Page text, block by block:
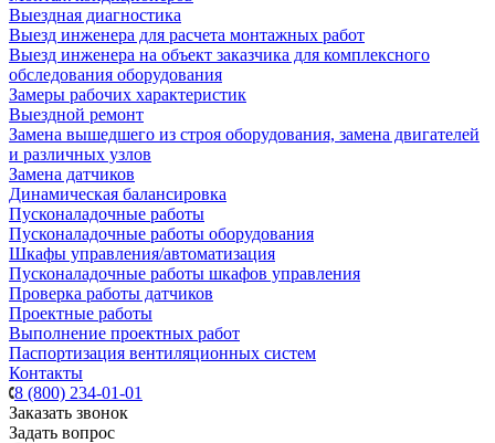
Выездная диагностика
Выезд инженера для расчета монтажных работ
Выезд инженера на объект заказчика для комплексного
обследования оборудования
Замеры рабочих характеристик
Выездной ремонт
Замена вышедшего из строя оборудования, замена двигателей
и различных узлов
Замена датчиков
Динамическая балансировка
Пусконаладочные работы
Пусконаладочные работы оборудования
Шкафы управления/автоматизация
Пусконаладочные работы шкафов управления
Проверка работы датчиков
Проектные работы
Выполнение проектных работ
Паспортизация вентиляционных систем
Контакты
8 (800) 234-01-01
Заказать звонок
Задать вопрос